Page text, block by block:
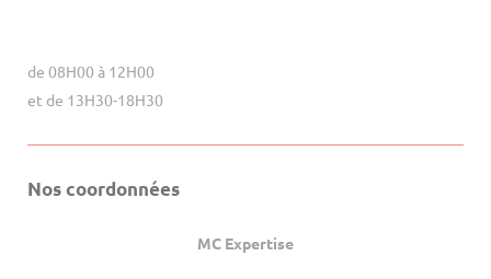
de 08H00 à 12H00
et de 13H30-18H30
Nos coordonnées
MC Expertise